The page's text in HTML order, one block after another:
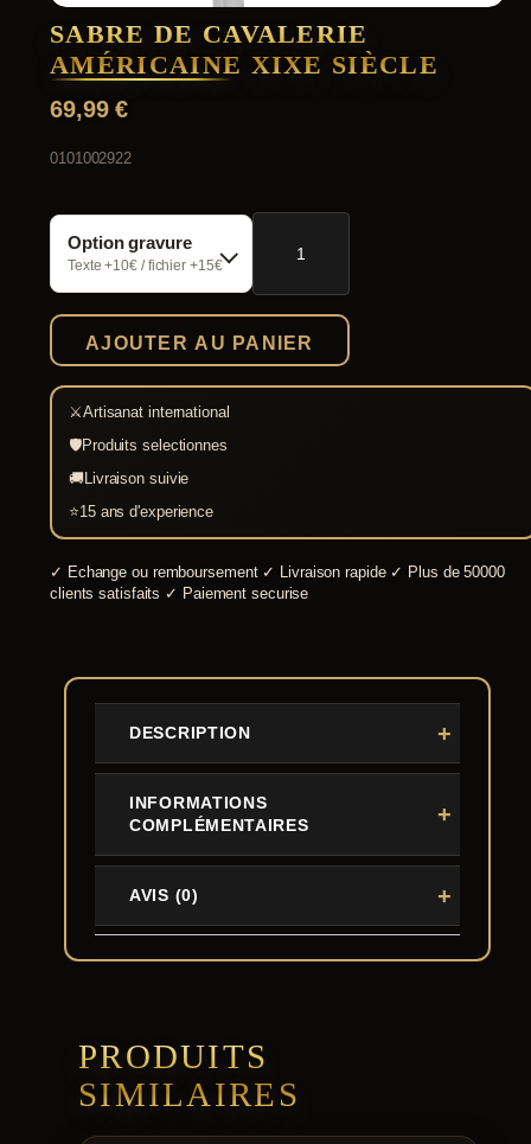
SABRE DE CAVALERIE
AMÉRICAINE XIXE SIÈCLE
69,99€
0101002922
Option gravure
Texte +10€ / fichier +15€
quantité
de
XIXe
siècle
AJOUTER AU PANIER
⚔Artisanat international
🛡Produits selectionnes
🚚Livraison suivie
⭐15 ans d'experience
✓ Echange ou remboursement ✓ Livraison rapide ✓ Plus de 50000
clients satisfaits ✓ Paiement securise
DESCRIPTION
INFORMATIONS
COMPLÉMENTAIRES
AVIS (0)
PRODUITS
SIMILAIRES